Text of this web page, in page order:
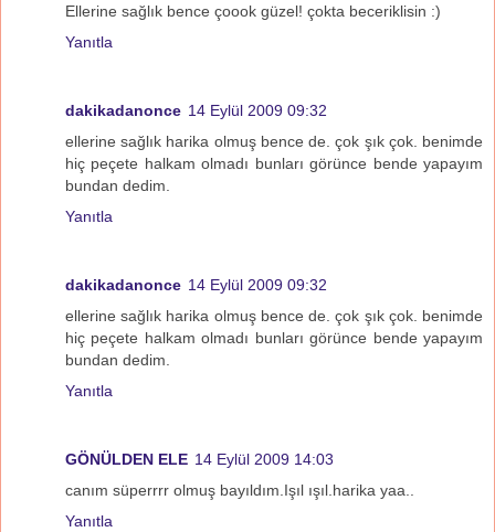
Ellerine sağlık bence çoook güzel! çokta beceriklisin :)
Yanıtla
dakikadanonce 14 Eylül 2009 09:32
ellerine sağlık harika olmuş bence de. çok şık çok. benimde
hiç peçete halkam olmadı bunları görünce bende yapayım
bundan dedim.
Yanıtla
dakikadanonce 14 Eylül 2009 09:32
ellerine sağlık harika olmuş bence de. çok şık çok. benimde
hiç peçete halkam olmadı bunları görünce bende yapayım
bundan dedim.
Yanıtla
GÖNÜLDEN ELE 14 Eylül 2009 14:03
canım süperrrr olmuş bayıldım.Işıl ışıl.harika yaa..
Yanıtla